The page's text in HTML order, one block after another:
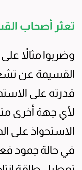
تعثر أصحاب
وضربوا مثالاً
القسيمة عن
قدرته على
لأي جهة أخرى
الاستحواذ على
في حالة جمود